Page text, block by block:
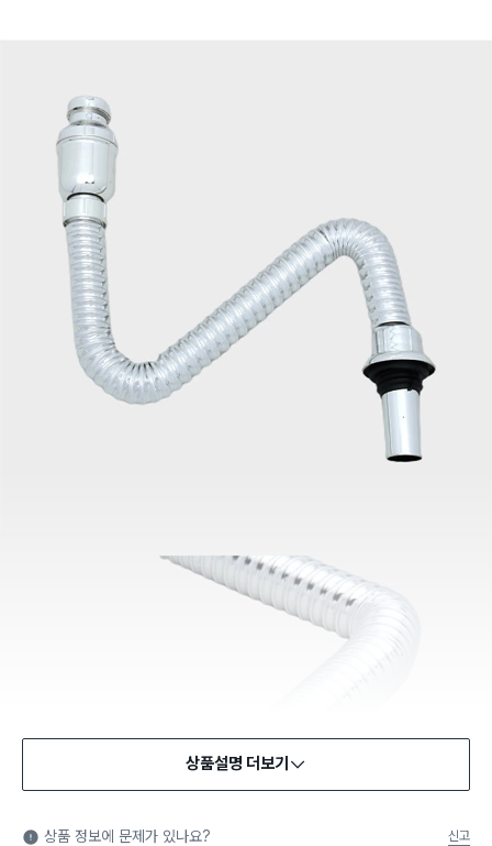
상품설명 더보기
상품 정보에 문제가 있나요? 신고